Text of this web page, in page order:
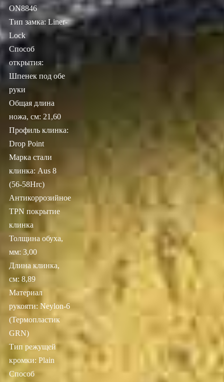
ON8846
Тип замка: Liner-
Lock
Способ
открытия:
Шпенек под обе
руки
Общая длина
ножа, см: 21,60
Профиль клинка:
Drop Point
Марка стали
клинка: Aus 8
(56-58Hrc)
Антикоррозийное
TPN покрытие
клинка
Толщина обуха,
мм: 3,00
Длина клинка,
см: 8,89
Материал
рукояти: Neylon-6
(Термопластик
GRN)
Тип режущей
кромки: Plain
Способ